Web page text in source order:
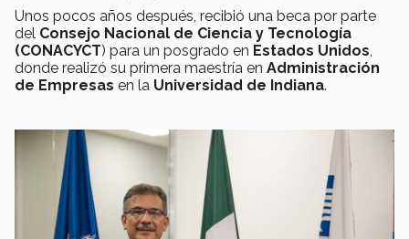
Unos pocos años después, recibió una beca por parte
del Consejo Nacional de Ciencia y Tecnología
(CONACYCT) para un posgrado en Estados Unidos,
donde realizó su primera maestría en Administración
de Empresas en la Universidad de Indiana.